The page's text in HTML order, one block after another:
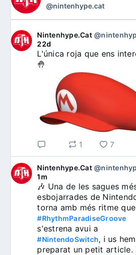
@nintenhype.cat
Nintenhype.Cat
22d
L'única roja que ens
🤚
1 7
Nintenhype.Cat
1m
🎶 Una de les sagues
esbojarrades de
#RhythmParadiseGroove
#NintendoSwitch, i us hem
preparat un petit article.